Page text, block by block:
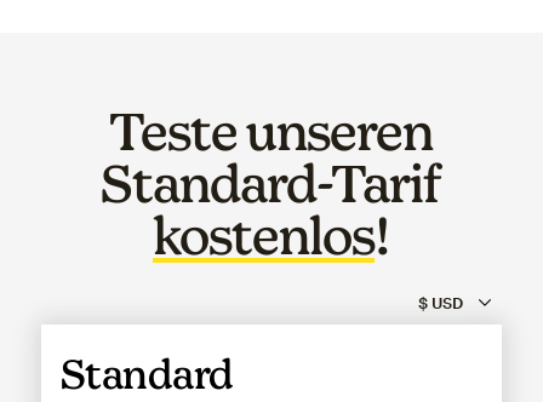
Teste unseren
Standard-Tarif
kostenlos!
Standard